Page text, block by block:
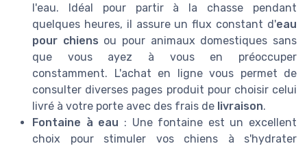
l'eau. Idéal pour partir à la chasse pendant
quelques heures, il assure un flux constant d'eau
pour chiens ou pour animaux domestiques sans
que vous ayez à vous en préoccuper
constamment. L'achat en ligne vous permet de
consulter diverses pages produit pour choisir celui
livré à votre porte avec des frais de livraison.
Fontaine à eau : Une fontaine est un excellent
choix pour stimuler vos chiens à s'hydrater